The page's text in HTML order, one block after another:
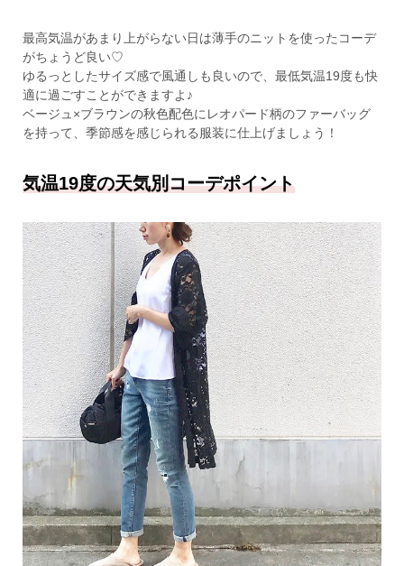
最高気温があまり上がらない日は薄手のニットを使ったコーデ
がちょうど良い♡
ゆるっとしたサイズ感で風通しも良いので、最低気温19度も快
適に過ごすことができますよ♪
ベージュ×ブラウンの秋色配色にレオパード柄のファーバッグ
を持って、季節感を感じられる服装に仕上げましょう！
気温19度の天気別コーデポイント